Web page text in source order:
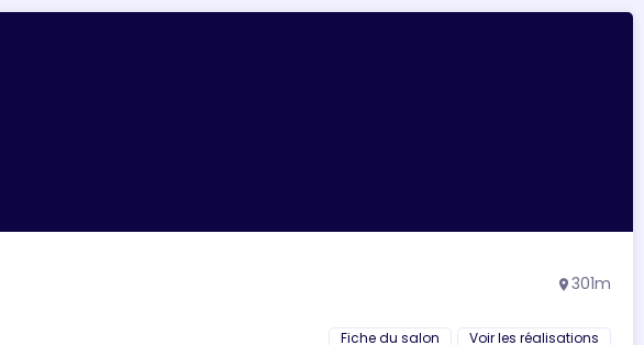
location_on 301m
Fiche du salon Voir les réalisations